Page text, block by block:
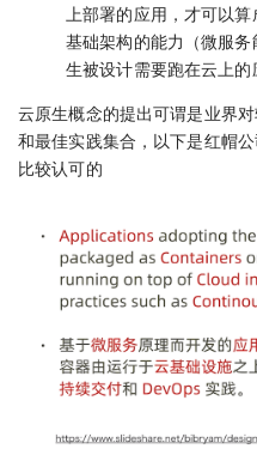
上部署的应用，才可以
基础架构的能力（微服务
生被设计需要跑在云上的
云原生概念的提出可谓是业界
和最佳实践集合，以下是红帽
比较认可的